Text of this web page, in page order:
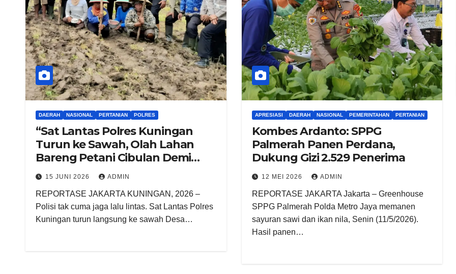
DAERAH NASIONAL PERTANIAN POLRES
“Sat Lantas Polres Kuningan
Turun ke Sawah, Olah Lahan
Bareng Petani Cibulan Demi
Ketahanan Pangan 2026”
15 JUNI 2026 ADMIN
REPORTASE JAKARTA KUNINGAN, 2026 –
Polisi tak cuma jaga lalu lintas. Sat Lantas Polres
Kuningan turun langsung ke sawah Desa…
APRESIASI DAERAH NASIONAL PEMERINTAHAN PERTANIAN
Kombes Ardanto: SPPG
Palmerah Panen Perdana,
Dukung Gizi 2.529 Penerima
12 MEI 2026 ADMIN
REPORTASE JAKARTA Jakarta – Greenhouse
SPPG Palmerah Polda Metro Jaya memanen
sayuran sawi dan ikan nila, Senin (11/5/2026).
Hasil panen…